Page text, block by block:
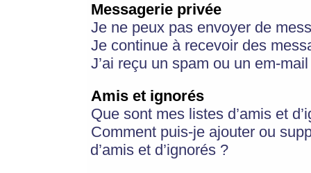
Messagerie privée
Je ne peux pas envoyer de
Je continue à recevoir des
J’ai reçu un spam ou un em-
Amis et ignorés
Que sont mes listes d’amis et
Comment puis-je ajouter ou
d’amis et d’ignorés ?